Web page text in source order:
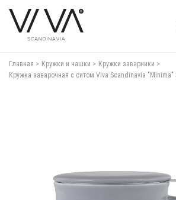
Главная Кружки и чашки
Кружки заварники
Кружка заварочная с ситом Viva Scandinavia